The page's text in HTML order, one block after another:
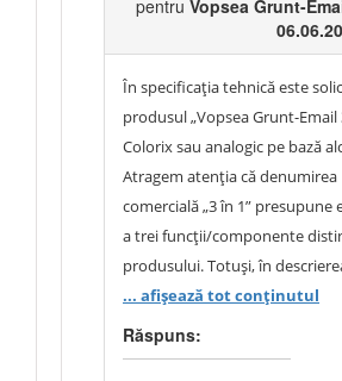
punct de vedere tehnic.
contractantă precizează că
vopselelor și lacurilor pe bază
și este recomandat pentru
vopsele alchidice, emailuri,
alte materiale similare.
produsului de referință
cerințe minime, fiind acceptat
diluant echivalent care asigură
compatibilitatea și
necesare pentru utilizările
care demonstrează, prin
pentru Vopsea Grunt-
În specificația tehnică este
produsul „Vopsea Grunt-Email
Colorix sau analogic pe bază
Atragem atenția că denumirea
comercială „3 în 1” presupune
a trei funcții/componente
produsului. Totuși, în
prezentată de autoritatea
sunt menționate doar două
anume Grund – Vopsea (Email).
... afișează tot conținutul
Răspuns: